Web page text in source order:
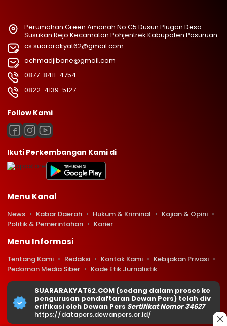
Perumahan Green Amanah No.C5 Dusun Plugon Desa
Susukan Rejo Kecamatan Pohjentrek Kabupaten Pasuruan
cs.suararakyat62@gmail.com
achmadjibone@gmail.com
0877-8411-4754
0822-4139-5127
Follow Kami
Ikuti Perkembangan Kami di
Menu Kanal
News Kabar Daerah Hukum & Kriminal
Kajian & Opini
Politik & Pemerintahan
Karier
Menu Informasi
Tentang Kami Redaksi Kontak Kami
Kebijakan Privasi
Pedoman Media Siber
Kode Etik Jurnalistik
SUARARAKYAT62.COM (sedang dalam proses ke
pengurusan pendaftaran Dewan Pers) telah div
erifikasi oleh Dewan Pers Sertifikat Nomor 34627
https://datapers.dewanpers.or.id/